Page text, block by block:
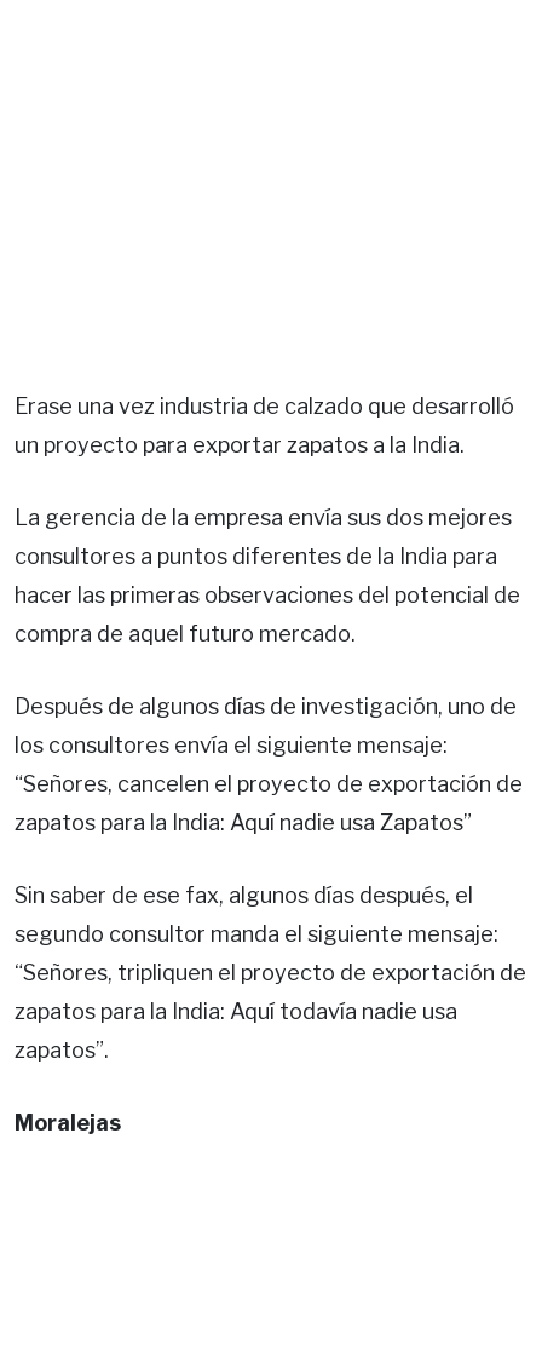
Erase una vez industria de calzado que desarrolló
un proyecto para exportar zapatos a la India.
La gerencia de la empresa envía sus dos mejores
consultores a puntos diferentes de la India para
hacer las primeras observaciones del potencial de
compra de aquel futuro mercado.
Después de algunos días de investigación, uno de
los consultores envía el siguiente mensaje:
“Señores, cancelen el proyecto de exportación de
zapatos para la India: Aquí nadie usa Zapatos”
Sin saber de ese fax, algunos días después, el
segundo consultor manda el siguiente mensaje:
“Señores, tripliquen el proyecto de exportación de
zapatos para la India: Aquí todavía nadie usa
zapatos”.
Moralejas